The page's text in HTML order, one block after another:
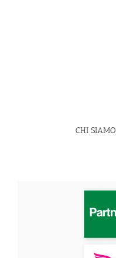
CHI SIAMO